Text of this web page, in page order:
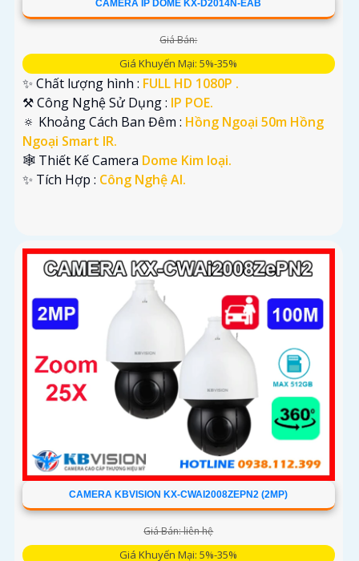
CAMERA IP DOME KX-D2014N-EAB
Giá Bán:
Giá Khuyến Mại: 5%-35%
✨ Chất lượng hình : FULL HD 1080P .
⚒ Công Nghệ Sử Dụng : IP POE.
🔅 Khoảng Cách Ban Đêm : Hồng Ngoại 50m Hồng
Ngoại Smart IR.
🕸️ Thiết Kế Camera Dome Kim loại.
️✨ Tích Hợp : Công Nghệ AI.
CAMERA KBVISION KX-CWAI2008ZEPN2 (2MP)
Giá Bán: liên hệ
Giá Khuyến Mại: 5%-35%